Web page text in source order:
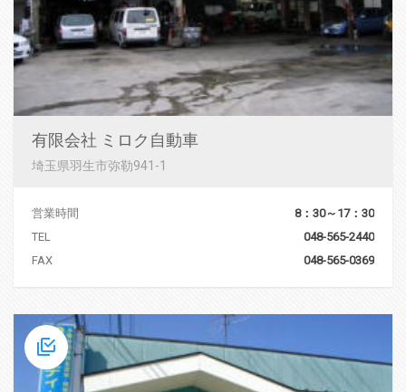
有限会社 ミロク自動車
埼玉県羽生市弥勒941-1
営業時間
8：30～17：30
TEL
048-565-2440
FAX
048-565-0369